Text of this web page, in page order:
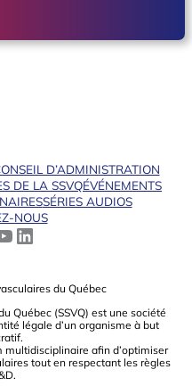
D’ADMINISTRATION
DE LA SSVQÉVÉNEMENTS
SÉRIES AUDIOS
NOUS
du Québec
Québec (SSVQ) est une société
légale d’un organisme à but
aﬁn d’optimiser
tout en respectant les règles